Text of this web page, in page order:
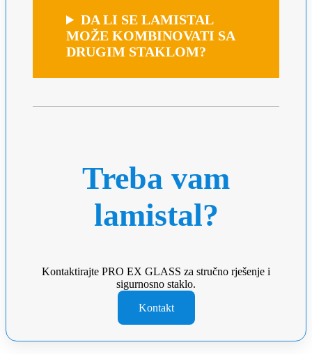
DA LI SE LAMISTAL
MOŽE KOMBINOVATI SA
DRUGIM STAKLOM?
Treba vam
lamistal?
Kontaktirajte PRO EX GLASS za stručno rješenje i
sigurnosno staklo.
Kontakt